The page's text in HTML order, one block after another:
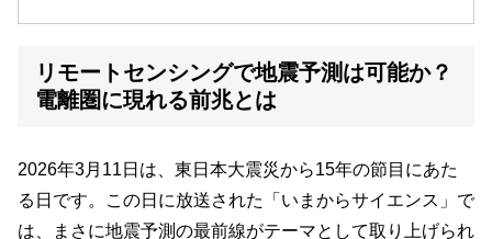
リモートセンシングで地震予測は可能か？
電離圏に現れる前兆とは
2026年3月11日は、東日本大震災から15年の節目にあた
る日です。この日に放送された「いまからサイエンス」で
は、まさに地震予測の最前線がテーマとして取り上げられ